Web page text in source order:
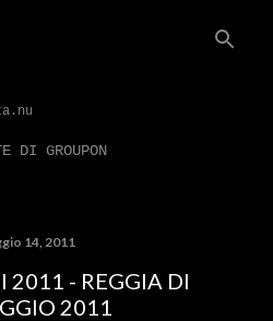
DI GROUPON
14, 2011
2011 - REGGIA DI
2011